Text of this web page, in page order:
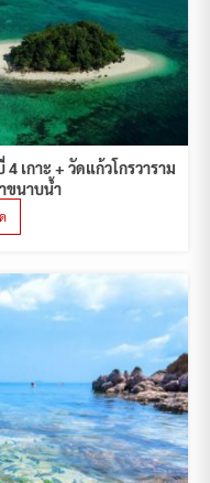
เกาะ + วัดแก้วโกรวาราม
ขนาบน้ำ